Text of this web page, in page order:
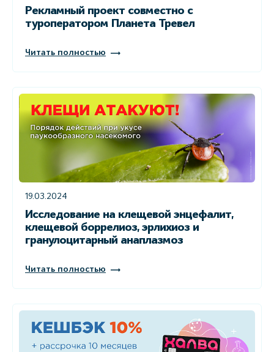
Рекламный проект совместно с
туроператором Планета Тревел
Читать полностью
19.03.2024
Исследование на клещевой энцефалит,
клещевой боррелиоз, эрлихиоз и
гранулоцитарный анаплазмоз
Читать полностью